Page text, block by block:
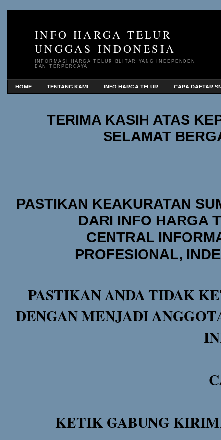
INFO HARGA TELUR
UNGGAS INDONESIA
INFORMASI HARGA TELUR BLITAR YANG INDEPENDEN
DAN TERPERCAYA
HOME TENTANG KAMI INFO HARGA TELUR CARA DAFTAR
TERIMA KASIH ATAS
SELAMAT
PASTIKAN KEAKURATAN
DARI INFO HARGA
CENTRAL
PROFESIONAL,
PASTIKAN ANDA TIDAK
DENGAN MENJADI
KETIK GABUNG